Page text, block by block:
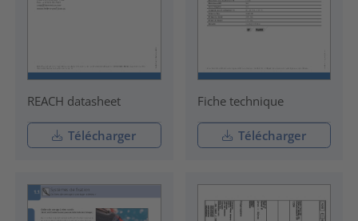
REACH datasheet
Télécharger
Fiche technique
Télécharger